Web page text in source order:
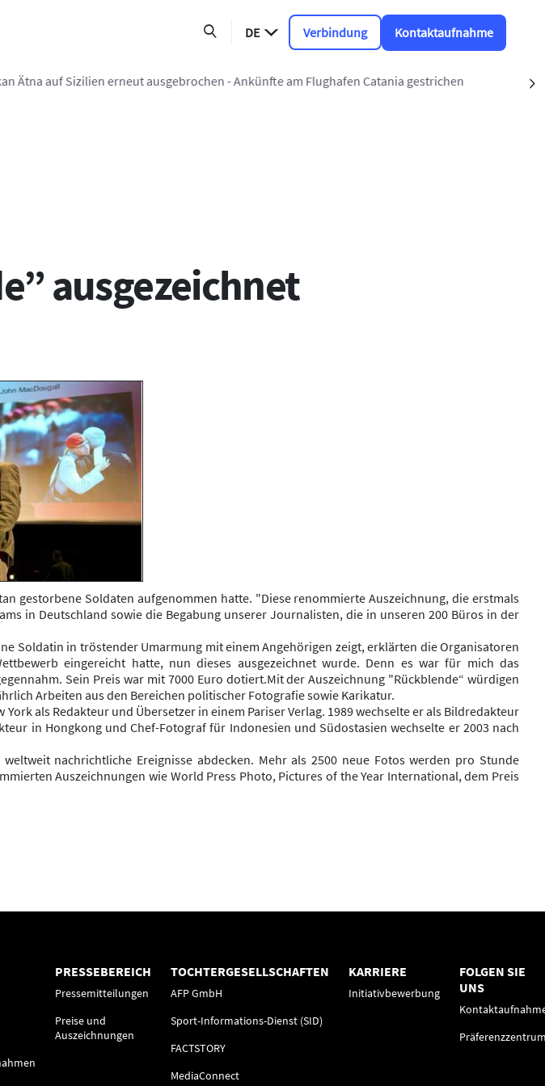
DE Verbindung Kontaktaufnahme
ausgebrochen - Ankünfte am Flughafen Catania gestrichen
ausgezeichnet
gestorbene Soldaten aufgenommen hatte. "Diese renommierte Auszeichnung, die erstmals
in Deutschland sowie die Begabung unserer Journalisten, die in unseren 200 Büros in der
Soldatin in tröstender Umarmung mit einem Angehörigen zeigt, erklärten die Organisatoren
eingereicht hatte, nun dieses ausgezeichnet wurde. Denn es war für mich das
Sein Preis war mit 7000 Euro dotiert.Mit der Auszeichnung "Rückblende“ würdigen
Arbeiten aus den Bereichen politischer Fotografie sowie Karikatur.
als Redakteur und Übersetzer in einem Pariser Verlag. 1989 wechselte er als Bildredakteur
in Hongkong und Chef-Fotograf für Indonesien und Südostasien wechselte er 2003 nach
nachrichtliche Ereignisse abdecken. Mehr als 2500 neue Fotos werden pro Stunde
Auszeichnungen wie World Press Photo, Pictures of the Year International, dem Preis
PRESSEBEREICH
Pressemitteilungen
Preise und
Auszeichnungen
TOCHTERGESELLSCHAFTEN
AFP GmbH
Sport-Informations-Dienst (SID)
FACTSTORY
MediaConnect
KARRIERE
Initiativbewerbung
FOLGEN SIE
UNS